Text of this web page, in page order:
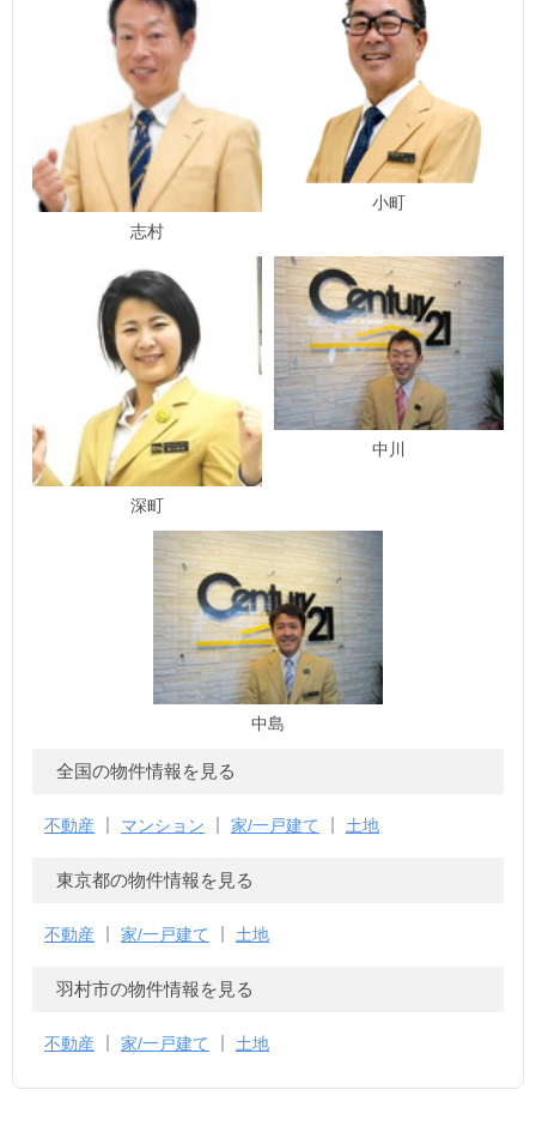
志村
小町
深町
中川
中島
全国の物件情報を見る
不動産 マンション 家/一戸建て 土地
東京都の物件情報を見る
不動産 家/一戸建て 土地
羽村市の物件情報を見る
不動産 家/一戸建て 土地